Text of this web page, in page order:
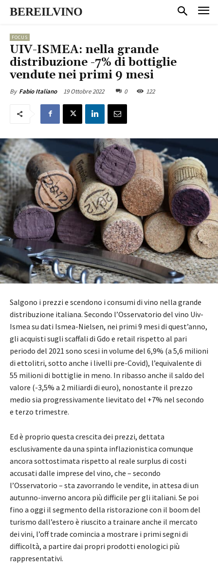
BEREILVINO
FOCUS
UIV-ISMEA: nella grande
distribuzione -7% di bottiglie
vendute nei primi 9 mesi
By Fabio Italiano 19 Ottobre 2022 0 122
Salgono i prezzi e scendono i consumi di vino nella grande
distribuzione italiana. Secondo l’Osservatorio del vino Uiv-
Ismea su dati Ismea-Nielsen, nei primi 9 mesi di quest’anno,
gli acquisti sugli scaffali di Gdo e retail rispetto al pari
periodo del 2021 sono scesi in volume del 6,9% (a 5,6 milioni
di ettolitri, sotto anche i livelli pre-Covid), l’equivalente di
55 milioni di bottiglie in meno. In ribasso anche il saldo del
valore (-3,5% a 2 miliardi di euro), nonostante il prezzo
medio sia progressivamente lievitato del +7% nel secondo
e terzo trimestre.
Ed è proprio questa crescita dei prezzi, dettata
esclusivamente da una spinta inflazionistica comunque
ancora sottostimata rispetto al reale surplus di costi
accusati dalle imprese del vino, che – secondo
l’Osservatorio – sta zavorrando le vendite, in attesa di un
autunno-inverno ancora più difficile per gli italiani. Se poi
fino a oggi il segmento della ristorazione con il boom del
turismo dall’estero è riuscito a trainare anche il mercato
dei vini, l’off trade comincia a mostrare i primi segni di
difficoltà, a partire dai propri prodotti enologici più
rappresentativi.